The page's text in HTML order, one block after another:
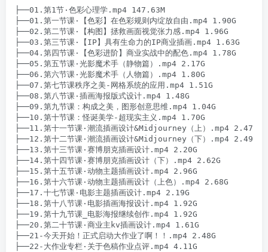
├──01.第1节·色彩心理学.mp4 147.63M
├──01.第一节课·【色彩】在色彩规则内绽放自由.mp4 1.90G
├──02.第二节课·【构图】拯救画面视觉张力感.mp4 1.96G
├──03.第三节课·【IP】具有生命力的IP商业插画.mp4 1.63G
├──04.第四节课·【色彩进阶】商业实战中的配色.mp4 1.78G
├──05.第五节课·光影魔术手（静物篇）.mp4 2.17G
├──06.第六节课·光影魔术手（人物篇）.mp4 1.80G
├──07.第七节课秩序之美-网格系统的应用.mp4 1.51G
├──08.第八节课·插画海报版式设计.mp4 1.48G
├──09.第九节课：构成之美，图形创意思维.mp4 1.04G
├──10.第十节课：怪诞美学-超现实主义.mp4 1.70G
├──11.第十一节课·潮流插画设计&Midjourney（上）.mp4 2.47G
├──12.第十二节课·潮流插画设计&Midjourney（下）.mp4 2.49G
├──13.第十三节课·赛博朋克插画设计.mp4 2.20G
├──14.第十四节课·赛博朋克插画设计（下）.mp4 2.62G
├──15.第十五节课·动物主题插画设计.mp4 2.96G
├──16.第十六节课·动物主题插画设计（上色）.mp4 2.68G
├──17.十七节课·电影主题插画设计.mp4 2.19G
├──18.第十八节课·电影插画海报设计.mp4 1.92G
├──19.第十九节课_电影海报继续创作.mp4 1.92G
├──20.第二十节课·商业主kv插画设计.mp4 1.61G
├──21-今天开始！正式启动大作业了啊！！.mp4 2.48G
├──22-大作业专栏·关于色稿作业点评.mp4 4.11G